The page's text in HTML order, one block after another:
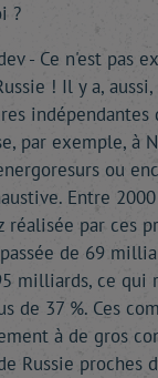
?
- Ce n'est pas
! Il y a,
par exemple, à
ou
Entre
réalisée par ces
de 69
milliards, ce qui
de 37 %. Ces
à de gros
Russie proches